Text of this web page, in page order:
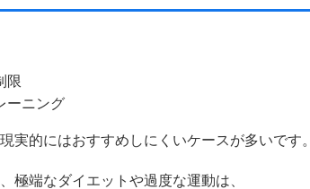
限
ーニング
実的にはおすすめしにくいケースが多いです。
極端なダイエットや過度な運動は、